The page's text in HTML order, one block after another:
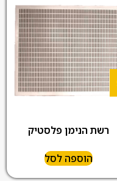
רשת הנימן פלסטיק
הוספה לסל